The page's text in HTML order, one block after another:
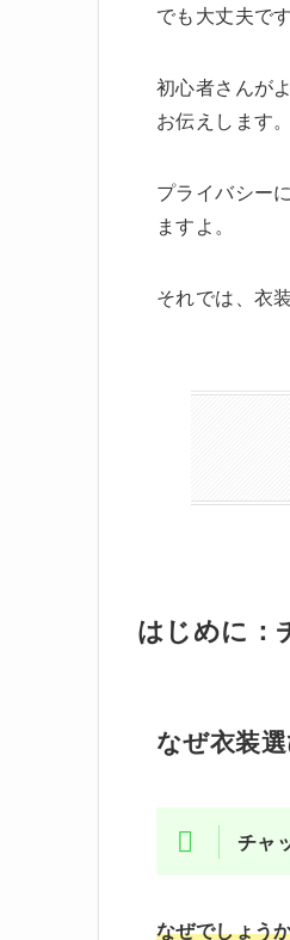
でも大丈夫で
初心者さんが
お伝えします。
プライバシー
ますよ。
それでは、衣
はじめに：
なぜ衣装
チャ
なぜでしょう